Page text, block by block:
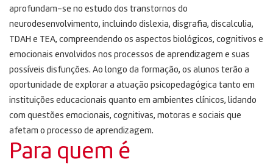
aprofundam-se no estudo dos transtornos do
neurodesenvolvimento, incluindo dislexia, disgrafia, discalculia,
TDAH e TEA, compreendendo os aspectos biológicos, cognitivos e
emocionais envolvidos nos processos de aprendizagem e suas
possíveis disfunções. Ao longo da formação, os alunos terão a
oportunidade de explorar a atuação psicopedagógica tanto em
instituições educacionais quanto em ambientes clínicos, lidando
com questões emocionais, cognitivas, motoras e sociais que
afetam o processo de aprendizagem.
Para quem é